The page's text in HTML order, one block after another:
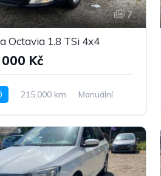
7
Octavia 1.8 TSi 4x4
Kč
215,000 km
Manuální